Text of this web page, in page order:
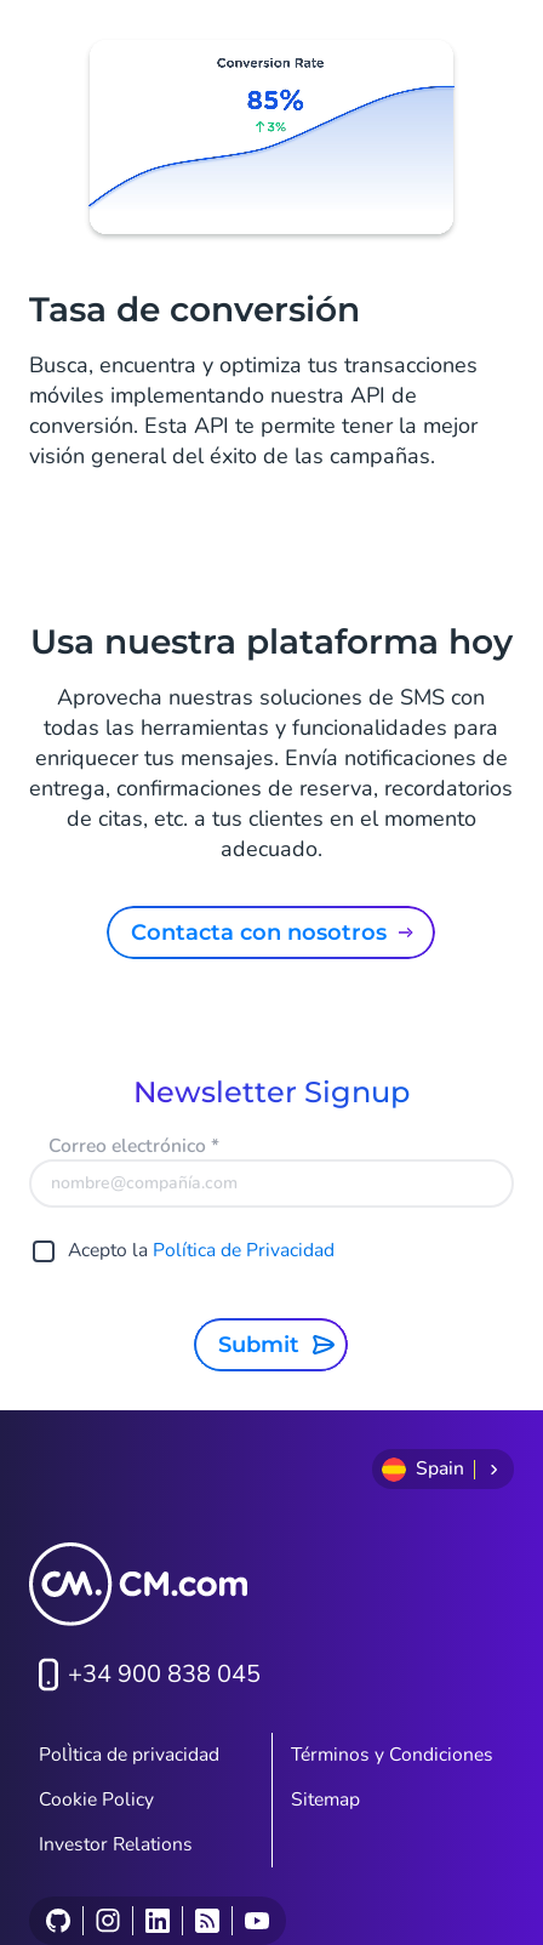
Tasa de conversión
Busca, encuentra y optimiza tus transacciones
móviles implementando nuestra API de
conversión. Esta API te permite tener la mejor
visión general del éxito de las campañas.
Usa nuestra plataforma hoy
Aprovecha nuestras soluciones de SMS con
todas las herramientas y funcionalidades para
enriquecer tus mensajes. Envía notificaciones de
entrega, confirmaciones de reserva, recordatorios
de citas, etc. a tus clientes en el momento
adecuado.
Contacta con nosotros
Newsletter Signup
Correo electrónico *
Acepto la Política de Privacidad
Submit
Spain
+34 900 838 045
PolÌtica de privacidad
Términos y Condiciones
Cookie Policy
Sitemap
Investor Relations